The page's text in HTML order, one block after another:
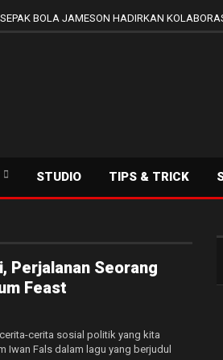
BOLA JAMESON HADIRKAN
STUDIO TIPS & TRICK
Perjalanan Seorang
Feast
cerita sosial politik yang kita
Iwan Fals dalam lagu yang berjudul